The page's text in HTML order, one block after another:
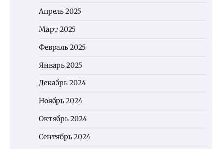
Апрель 2025
Март 2025
Февраль 2025
Январь 2025
Декабрь 2024
Ноябрь 2024
Октябрь 2024
Сентябрь 2024